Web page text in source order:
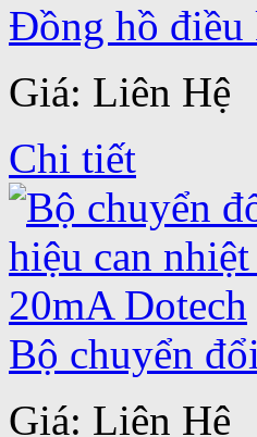
Đồng hồ điều
Giá: Liên Hệ
Chi tiết
Bộ chuyển
Giá: Liên Hệ